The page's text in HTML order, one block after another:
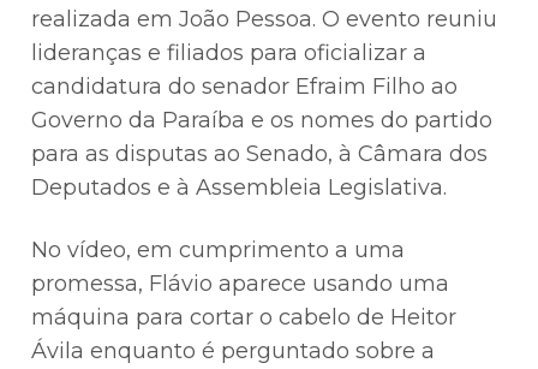
realizada em João Pessoa. O evento reuniu
lideranças e filiados para oficializar a
candidatura do senador Efraim Filho ao
Governo da Paraíba e os nomes do partido
para as disputas ao Senado, à Câmara dos
Deputados e à Assembleia Legislativa.
No vídeo, em cumprimento a uma
promessa, Flávio aparece usando uma
máquina para cortar o cabelo de Heitor
Ávila enquanto é perguntado sobre a